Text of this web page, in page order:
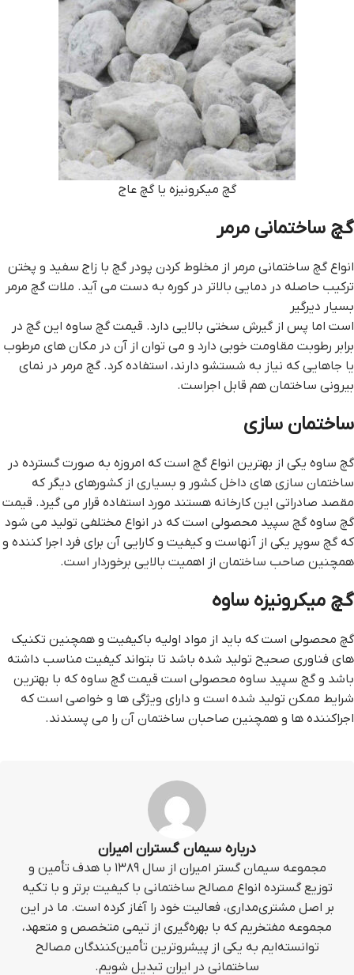
گچ میکرونیزه یا گچ عاج
گچ ساختمانی مرمر
انواع گچ ساختمانی مرمر از مخلوط کردن پودر گچ با زاج سفید و پختن
ترکیب حاصله در دمایی بالاتر در کوره به دست می آید. ملات گچ مرمر
بسیار دیرگیر
است اما پس از گیرش سختی بالایی دارد. قيمت گچ ساوه این گچ در
برابر رطوبت مقاومت خوبی دارد و می توان از آن در مکان های مرطوب
یا جاهایی که نیاز به شستشو دارند، استفاده کرد. گچ مرمر در نمای
بیرونی ساختمان هم قابل اجراست.
ساختمان سازی
گچ ساوه یکی از بهترین انواع گچ است که امروزه به صورت گسترده در
ساختمان سازی های داخل کشور و بسیاری از کشورهای دیگر که
مقصد صادراتی این کارخانه هستند مورد استفاده قرار می گیرد. قيمت
گچ ساوه گچ سپید محصولی است که در انواع مختلفی تولید می شود
که گچ سوپر یکی از آنهاست و کیفیت و کارایی آن برای فرد اجرا کننده و
همچنین صاحب ساختمان از اهمیت بالایی برخوردار است.
گچ ميکرونيزه ساوه
گچ محصولی است که باید از مواد اولیه باکیفیت و همچنین تکنیک
های فناوری صحیح تولید شده باشد تا بتواند کیفیت مناسب داشته
باشد و گچ سپید ساوه محصولی است قيمت گچ ساوه که با بهترین
شرایط ممکن تولید شده است و دارای ویژگی ها و خواصی است که
اجراکننده ها و همچنین صاحبان ساختمان آن را می پسندند.
درباره سیمان گستران امیران
مجموعه سیمان گستر امیران از سال ۱۳۸۹ با هدف تأمین و
توزیع گسترده انواع مصالح ساختمانی با کیفیت برتر و با تکیه
بر اصل مشتری‌مداری، فعالیت خود را آغاز کرده است. ما در این
مجموعه مفتخریم که با بهره‌گیری از تیمی متخصص و متعهد،
توانسته‌ایم به یکی از پیشروترین تأمین‌کنندگان مصالح
ساختمانی در ایران تبدیل شویم.